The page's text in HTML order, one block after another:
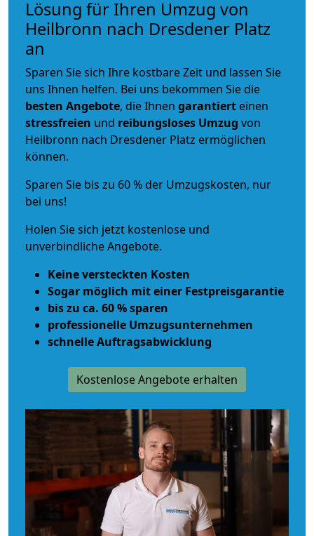
Lösung für Ihren Umzug von
Heilbronn nach Dresdener Platz
an
Sparen Sie sich Ihre kostbare Zeit und lassen Sie
uns Ihnen helfen. Bei uns bekommen Sie die
besten Angebote, die Ihnen garantiert einen
stressfreien und reibungsloses Umzug von
Heilbronn nach Dresdener Platz ermöglichen
können.
Sparen Sie bis zu 60 % der Umzugskosten, nur
bei uns!
Holen Sie sich jetzt kostenlose und
unverbindliche Angebote.
Keine versteckten Kosten
Sogar möglich mit einer Festpreisgarantie
bis zu ca. 60 % sparen
professionelle Umzugsunternehmen
schnelle Auftragsabwicklung
Kostenlose Angebote erhalten